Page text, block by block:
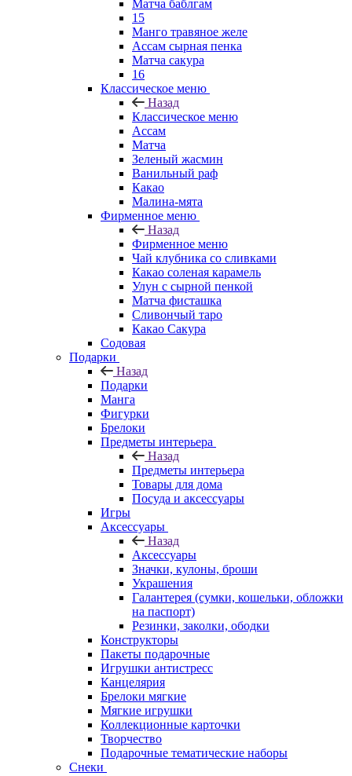
Матча баблгам
15
Манго травяное желе
Ассам сырная пенка
Матча сакура
16
Классическое меню
Назад
Классическое меню
Ассам
Матча
Зеленый жасмин
Ванильный раф
Какао
Малина-мята
Фирменное меню
Назад
Фирменное меню
Чай клубника со сливками
Какао соленая карамель
Улун с сырной пенкой
Матча фисташка
Сливончый таро
Какао Сакура
Содовая
Подарки
Назад
Подарки
Манга
Фигурки
Брелоки
Предметы интерьера
Назад
Предметы интерьера
Товары для дома
Посуда и аксессуары
Игры
Аксессуары
Назад
Аксессуары
Значки, кулоны, броши
Украшения
Галантерея (сумки, кошельки, обложки
на паспорт)
Резинки, заколки, ободки
Конструкторы
Пакеты подарочные
Игрушки антистресс
Канцелярия
Брелоки мягкие
Мягкие игрушки
Коллекционные карточки
Творчество
Подарочные тематические наборы
Снеки